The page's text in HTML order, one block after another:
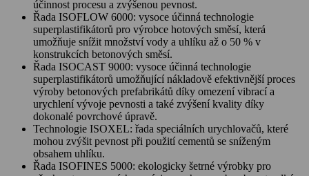
účinnost procesu a zvýšenou pevnost.
Řada ISOFLOW 6000: vysoce účinná technologie
superplastifikátorů pro výrobce hotových směsí, která
umožňuje snížit množství vody a uhlíku až o 50 % v
konstrukcích betonových směsí.
Řada ISOCAST 9000: vysoce účinná technologie
superplastifikátorů umožňující nákladově efektivnější proces
výroby betonových prefabrikátů díky omezení vibrací a
urychlení vývoje pevnosti a také zvýšení kvality díky
dokonalé povrchové úpravě.
Technologie ISOXEL: řada speciálních urychlovačů, které
mohou zvýšit pevnost při použití cementů se sníženým
obsahem uhlíku.
Řada ISOFINES 5000: ekologicky šetrné výrobky pro